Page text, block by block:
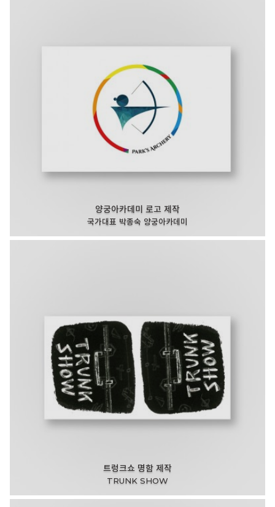
양궁아카데미 로고 제작
국가대표 박종숙 양궁아카데미
트렁크쇼 명함 제작
TRUNK SHOW